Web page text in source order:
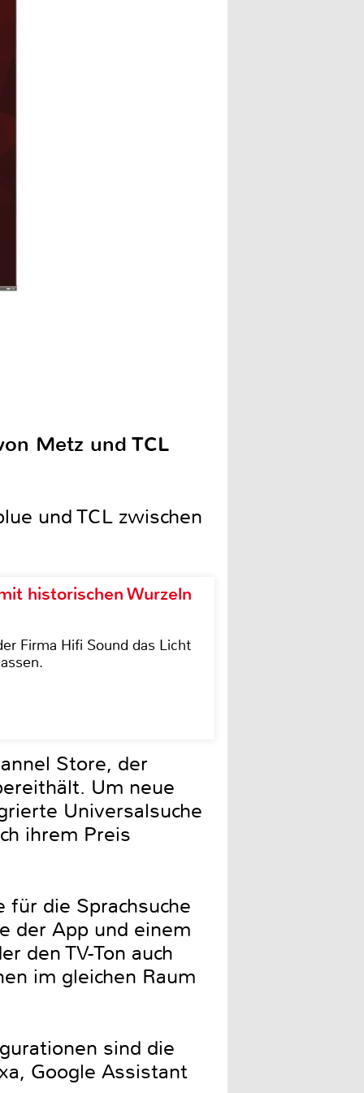
Metz und TCL
und TCL zwischen
historischen Wurzeln
Firma Hifi Sound das Licht
Store, der
Um neue
Universalsuche
ihrem Preis
die Sprachsuche
der App und einem
den TV-Ton auch
im gleichen Raum
sind die
Google Assistant